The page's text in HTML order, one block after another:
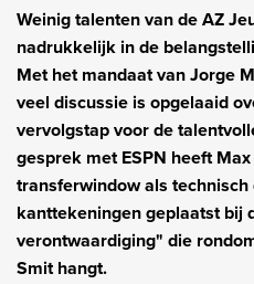
Weinig talenten van de AZ
nadrukkelijk in de
Met het mandaat van Jorge
veel discussie is opgelaaid
vervolgstap voor de
gesprek met ESPN heeft
transferwindow als
kanttekeningen geplaatst bij
verontwaardiging" die
Smit hangt.